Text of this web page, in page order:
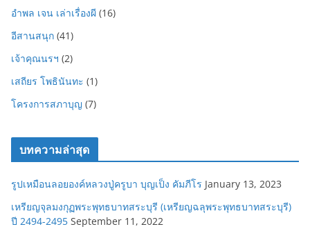
อำพล เจน เล่าเรื่องผี (16)
อีสานสนุก (41)
เจ้าคุณนรฯ (2)
เสถียร โพธินันทะ (1)
โครงการสภาบุญ (7)
บทความล่าสุด
รูปเหมือนลอยองค์หลวงปู่ครูบา บุญเป็ง คัมภีโร January 13, 2023
เหรียญจุลมงกุฏพระพุทธบาทสระบุรี (เหรียญฉลุพระพุทธบาทสระบุรี)
ปี 2494-2495 September 11, 2022